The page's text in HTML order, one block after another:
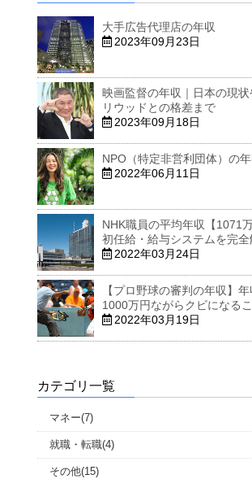
大手広告代理店の年収
2023年09月23日
映画監督の年収｜日本の現状
リウッドとの格差まで
2023年09月18日
NPO（特定非営利団体）の年
2022年06月11日
NHK職員の平均年収【1071万
初任給・給与システムを完全
2022年03月24日
【プロ野球の審判の年収】年
1000万円ながらクビになる
2022年03月19日
カテゴリ一覧
マネー(7)
就職・転職(4)
その他(15)